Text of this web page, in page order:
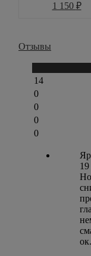
1 150 ₽
Отзывы
14
0
0
0
0
ок.